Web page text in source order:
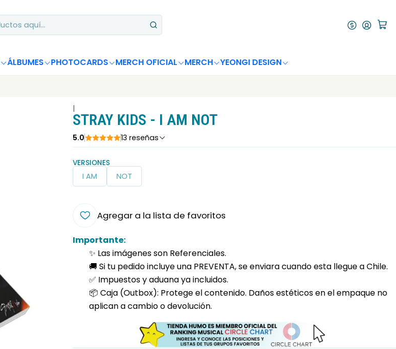
ÁLBUMES PHOTOCARDS MERCH OFICIAL MERCH YEONGI DESIGN
|
STRAY KIDS - I AM NOT
5.0 13 reseñas
VERSIONES
I AM NOT
Agregar a la lista de favoritos
Importante:
✨ Las imágenes son Referenciales.
🚚 Si tu pedido incluye una PREVENTA, se enviara cuando esta llegue a Chile.
✅ Impuestos y aduana ya incluidos.
📦 Caja (Outbox): Protege el contenido. Daños estéticos en el empaque no
aplican a cambio o devolución.